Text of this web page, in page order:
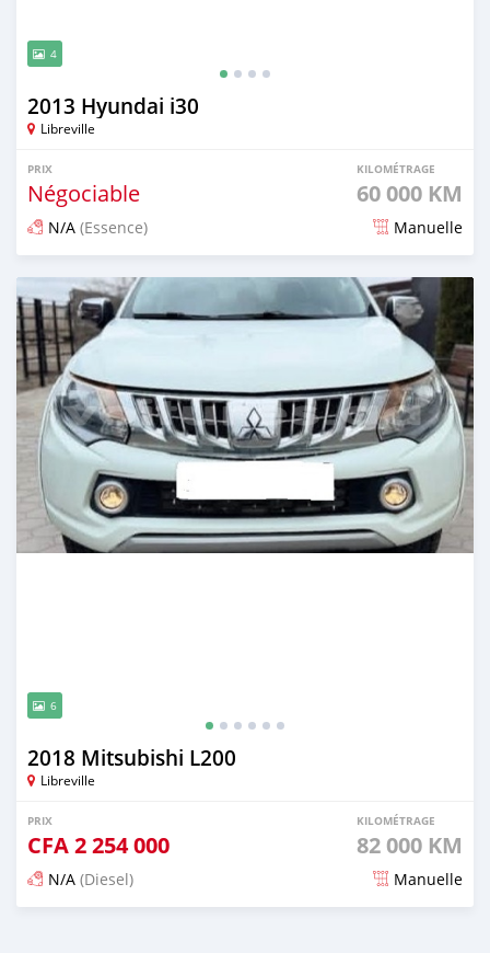
4
2013 Hyundai i30
Libreville
PRIX
Négociable
KILOMÉTRAGE
60 000 KM
N/A (Essence) Manuelle
Publié il y a 3 mois
6
2018 Mitsubishi L200
Libreville
PRIX
CFA2 254 000
KILOMÉTRAGE
82 000 KM
N/A (Diesel) Manuelle